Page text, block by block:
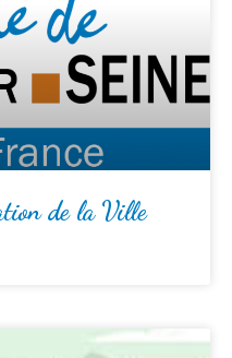
de la Ville